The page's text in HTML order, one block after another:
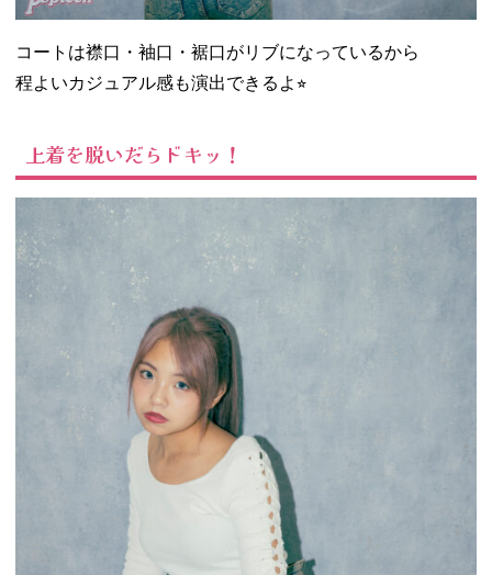
コートは襟口・袖口・裾口がリブになっているから
程よいカジュアル感も演出できるよ⭐︎
上着を脱いだらドキッ！